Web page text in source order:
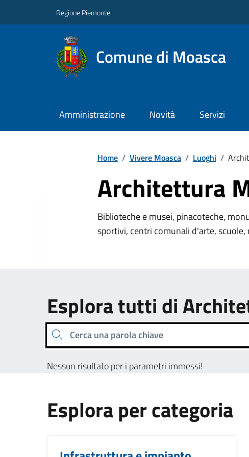
Regione Piemonte
Comune di Moasca
Amministrazione Novità Servizi
Home / Vivere Moasca / Luoghi /
Architettura
Biblioteche e musei, pinacoteche,
sportivi, centri comunali d'arte,
Esplora tutti di
Cerca una parola chiave
Nessun risultato per i parametri immessi!
Esplora per categoria